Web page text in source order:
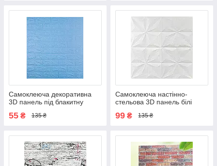
Самоклеюча декоративна
3D панель під блакитну
55 ₴ 135 ₴
Самоклеюча настінно-
стельова 3D панель білі
99 ₴ 135 ₴